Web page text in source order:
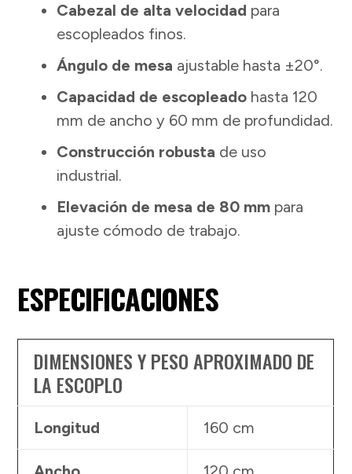
Cabezal de alta velocidad para
escopleados finos.
Ángulo de mesa ajustable hasta ±20°.
Capacidad de escopleado hasta 120
mm de ancho y 60 mm de profundidad.
Construcción robusta de uso
industrial.
Elevación de mesa de 80 mm para
ajuste cómodo de trabajo.
ESPECIFICACIONES
DIMENSIONES Y PESO APROXIMADO DE
LA ESCOPLO
Longitud 160 cm